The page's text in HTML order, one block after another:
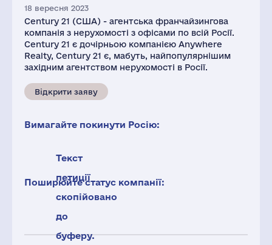
18 вересня 2023
Century 21 (США) - агентська франчайзингова
компанія з нерухомості з офісами по всій Росії.
Century 21 є дочірньою компанією Anywhere
Realty, Century 21 є, мабуть, найпопулярнішим
західним агентством нерухомості в Росії.
Відкрити заяву
Вимагайте покинути Росію:
Текст
петиції
скопійовано
до
буферу.
Поширюйте статус компанії: